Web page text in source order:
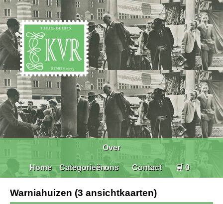
Home Categorieën
Over
ons Contact 🛒 0
Warniahuizen (3 ansichtkaarten)